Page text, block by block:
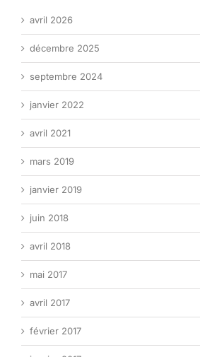
avril 2026
décembre 2025
septembre 2024
janvier 2022
avril 2021
mars 2019
janvier 2019
juin 2018
avril 2018
mai 2017
avril 2017
février 2017